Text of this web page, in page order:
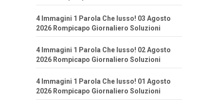
4 Immagini 1 Parola Che lusso! 03 Agosto
2026 Rompicapo Giornaliero Soluzioni
4 Immagini 1 Parola Che lusso! 02 Agosto
2026 Rompicapo Giornaliero Soluzioni
4 Immagini 1 Parola Che lusso! 01 Agosto
2026 Rompicapo Giornaliero Soluzioni